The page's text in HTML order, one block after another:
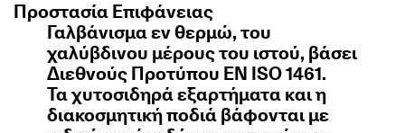
Προστασία Επιφάνειας
Γαλβάνισμα εν θερμώ, του
χαλύβδινου μέρους του ιστού, βάσει
Διεθνούς Προτύπου EN ISO 1461.
Τα χυτοσιδηρά εξαρτήματα και η
διακοσμητική ποδιά βάφονται με